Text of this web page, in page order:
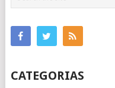
CATEGORIAS